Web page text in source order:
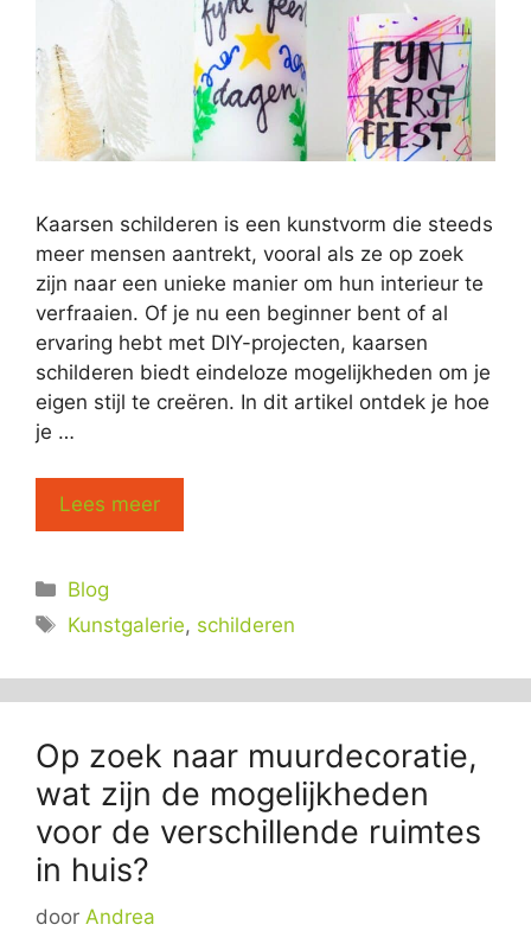
Kaarsen schilderen is een kunstvorm die steeds
meer mensen aantrekt, vooral als ze op zoek
zijn naar een unieke manier om hun interieur te
verfraaien. Of je nu een beginner bent of al
ervaring hebt met DIY-projecten, kaarsen
schilderen biedt eindeloze mogelijkheden om je
eigen stijl te creëren. In dit artikel ontdek je hoe
je …
Lees meer
Categorieën
Blog
Tags
Kunstgalerie, schilderen
Op zoek naar muurdecoratie,
wat zijn de mogelijkheden
voor de verschillende ruimtes
in huis?
door Andrea